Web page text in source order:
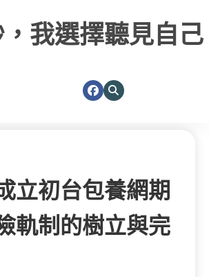
我選擇聽見自己
立初台包養網期
軌制的樹立與完